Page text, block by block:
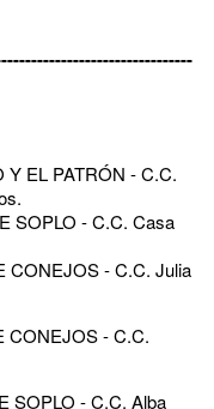
Y EL PATRÓN - C.C.
SOPLO - C.C. Casa
CONEJOS - C.C. Julia
CONEJOS - C.C.
SOPLO - C.C. Alba